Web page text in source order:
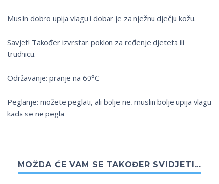
Muslin dobro upija vlagu i dobar je za nježnu dječju kožu.
Savjet! Također izvrstan poklon za rođenje djeteta ili
trudnicu.
Održavanje: pranje na 60°C
Peglanje: možete peglati, ali bolje ne, muslin bolje upija vlagu
kada se ne pegla
MOŽDA ĆE VAM SE TAKOĐER SVIDJETI…